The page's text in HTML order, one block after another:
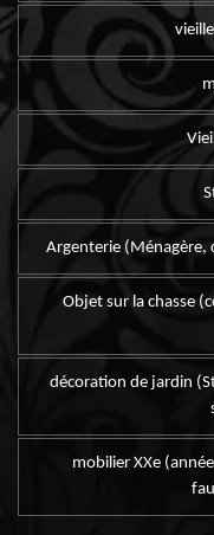
Argenterie (Ménagère,
Objet sur la chasse
décoration de jardin
mobilier XXe